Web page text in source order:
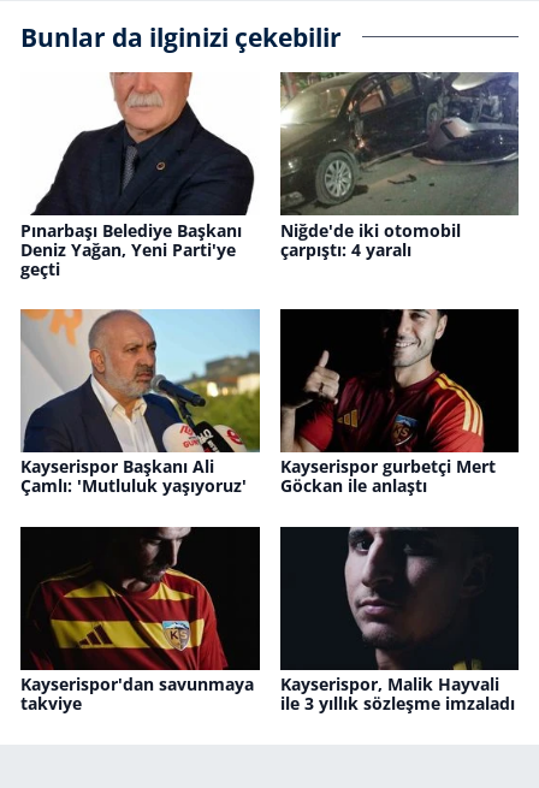
Bunlar da ilginizi çekebilir
Pınarbaşı Belediye Başkanı
Deniz Yağan, Yeni Parti'ye
geçti
Niğde'de iki otomobil
çarpıştı: 4 yaralı
Kayserispor Başkanı Ali
Çamlı: 'Mutluluk yaşıyoruz'
Kayserispor gurbetçi Mert
Göckan ile anlaştı
Kayserispor'dan savunmaya
takviye
Kayserispor, Malik Hayvali
ile 3 yıllık sözleşme imzaladı